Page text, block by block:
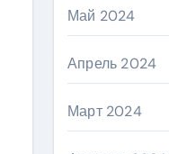
Май 2024
Апрель 2024
Март 2024